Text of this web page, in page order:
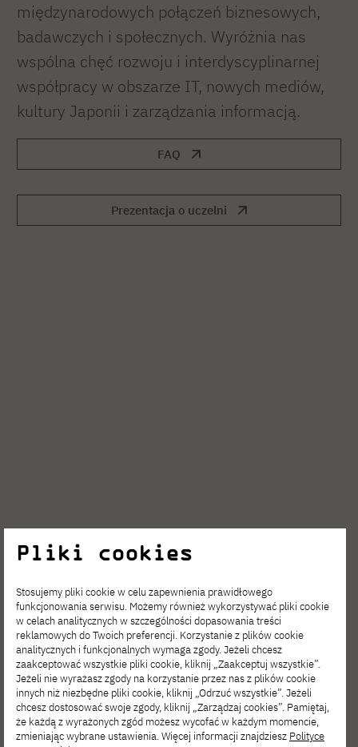
międzynarodowych połączeń biznesowych,
badawczych i społecznych. Wyróżnia nas
wspólna chęć rozwoju i interdyscyplinarnej
współpracy w obszarze IT, nowych mediów,
kultury Japonii i zarządzania informacją.
FAQ
Prezentacja o uczelni
Kursy
przygotowawcze
Pliki cookies
Stosujemy pliki cookie w celu zapewnienia prawidłowego
funkcjonowania serwisu. Możemy również wykorzystywać pliki cookie
w celach analitycznych w szczególności dopasowania treści
reklamowych do Twoich preferencji. Korzystanie z plików cookie
analitycznych i funkcjonalnych wymaga zgody. Jeżeli chcesz
zaakceptować wszystkie pliki cookie, kliknij „Zaakceptuj wszystkie”.
Jeżeli nie wyrażasz zgody na korzystanie przez nas z plików cookie
innych niż niezbędne pliki cookie, kliknij „Odrzuć wszystkie”. Jeżeli
chcesz dostosować swoje zgody, kliknij „Zarządzaj cookies”. Pamiętaj,
że każdą z wyrażonych zgód możesz wycofać w każdym momencie,
zmieniając wybrane ustawienia. Więcej informacji znajdziesz Polityce